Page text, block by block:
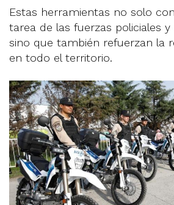
Estas herramientas no solo
tarea de las fuerzas policiales y
sino que también refuerzan la
en todo el territorio.